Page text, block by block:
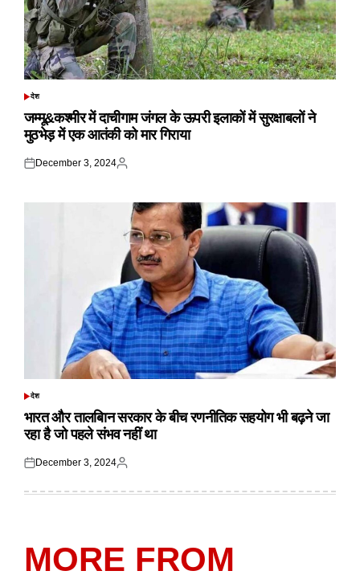
POSTED
देश
जम्मू&कश्मीर में दाचीगाम जंगल के ऊपरी इलाकों में सुरक्षाबलों ने
मुठभेड़ में एक आतंकी को मार गिराया
Posted
December 3, 2024
Posted
POSTED
देश
भारत और तालबिान सरकार के बीच रणनीतिक सहयोग भी बढ़ने जा
रहा है जो पहले संभव नहीं था
Posted
December 3, 2024
Posted
MORE FROM